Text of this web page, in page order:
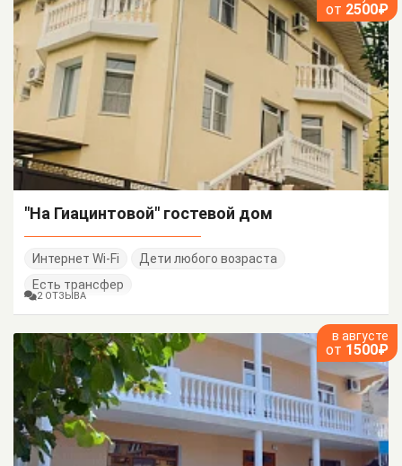
от 2500₽
"На Гиацинтовой" гостевой дом
Интернет Wi-Fi
Дети любого возраста
Есть трансфер
2 ОТЗЫВА
в августе
от 1500₽